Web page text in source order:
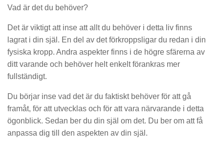
Vad är det du behöver?
Det är viktigt att inse att allt du behöver i detta liv finns
lagrat i din själ. En del av det förkroppsligar du redan i din
fysiska kropp. Andra aspekter finns i de högre sfärerna av
ditt varande och behöver helt enkelt förankras mer
fullständigt.
Du börjar inse vad det är du faktiskt behöver för att gå
framåt, för att utvecklas och för att vara närvarande i detta
ögonblick. Sedan ber du din själ om det. Du ber om att få
anpassa dig till den aspekten av din själ.